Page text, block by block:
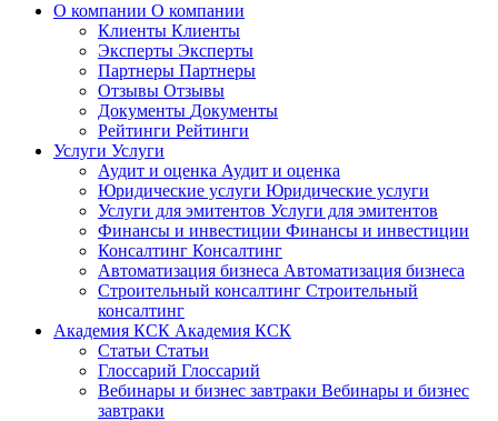
О компании О компании
Клиенты Клиенты
Эксперты Эксперты
Партнеры Партнеры
Отзывы Отзывы
Документы Документы
Рейтинги Рейтинги
Услуги Услуги
Аудит и оценка Аудит и оценка
Юридические услуги Юридические услуги
Услуги для эмитентов Услуги для эмитентов
Финансы и инвестиции Финансы и инвестиции
Консалтинг Консалтинг
Автоматизация бизнеса Автоматизация бизнеса
Строительный консалтинг Строительный
консалтинг
Академия КСК Академия КСК
Статьи Статьи
Глоссарий Глоссарий
Вебинары и бизнес завтраки Вебинары и бизнес
завтраки